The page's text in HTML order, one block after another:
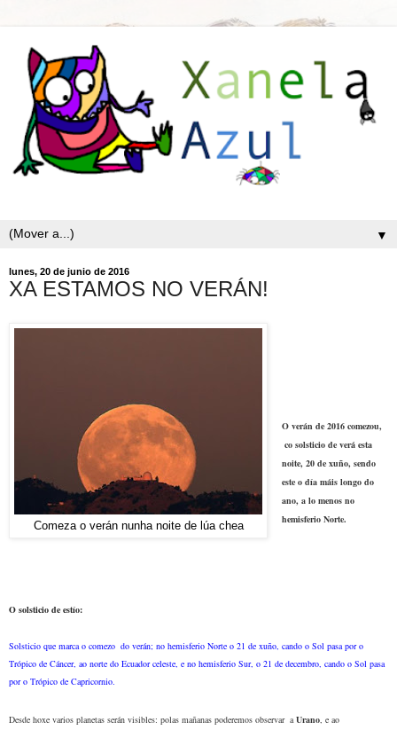
▼
lunes, 20 de junio de 2016
XA ESTAMOS NO VERÁN!
Comeza o verán nunha noite de lúa chea
O verán de 2016 comezou,
co solsticio de verá esta
noite, 20 de xuño, sendo
este o día máis longo do
ano, a lo menos no
hemisferio Norte.
O solsticio de estío:
Solsticio que marca o comezo do verán; no hemisferio Norte o 21 de xuño, cando o Sol pasa por o
Trópico de Cáncer, ao norte do Ecuador celeste, e no hemisferio Sur, o 21 de decembro, cando o Sol pasa
por o Trópico de Capricornio.
Desde hoxe varios planetas serán visibles: polas mañanas poderemos observar aUrano, e ao